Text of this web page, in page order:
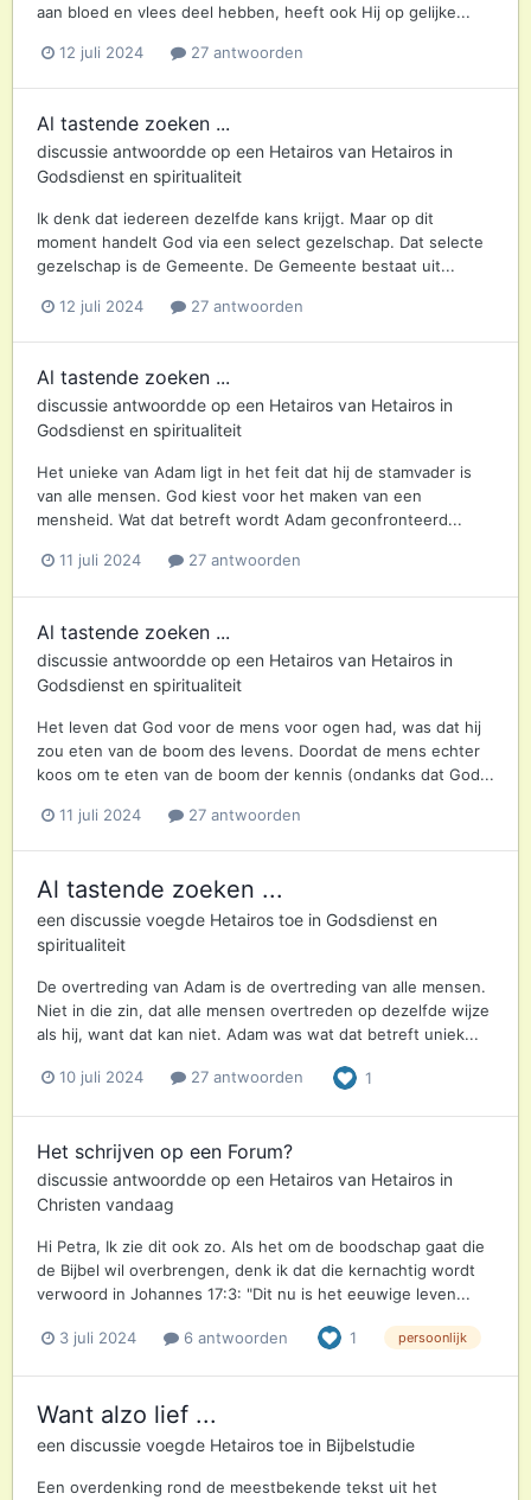
aan bloed en vlees deel hebben, heeft ook Hij op gelijke...
12 juli 2024 27 antwoorden
Al tastende zoeken ...
discussie antwoordde op een Hetairos van Hetairos in
Godsdienst en spiritualiteit
Ik denk dat iedereen dezelfde kans krijgt. Maar op dit
moment handelt God via een select gezelschap. Dat selecte
gezelschap is de Gemeente. De Gemeente bestaat uit...
12 juli 2024 27 antwoorden
Al tastende zoeken ...
discussie antwoordde op een Hetairos van Hetairos in
Godsdienst en spiritualiteit
Het unieke van Adam ligt in het feit dat hij de stamvader is
van alle mensen. God kiest voor het maken van een
mensheid. Wat dat betreft wordt Adam geconfronteerd...
11 juli 2024 27 antwoorden
Al tastende zoeken ...
discussie antwoordde op een Hetairos van Hetairos in
Godsdienst en spiritualiteit
Het leven dat God voor de mens voor ogen had, was dat hij
zou eten van de boom des levens. Doordat de mens echter
koos om te eten van de boom der kennis (ondanks dat God...
11 juli 2024 27 antwoorden
Al tastende zoeken ...
een discussie voegde Hetairos toe in Godsdienst en
spiritualiteit
De overtreding van Adam is de overtreding van alle mensen.
Niet in die zin, dat alle mensen overtreden op dezelfde wijze
als hij, want dat kan niet. Adam was wat dat betreft uniek...
10 juli 2024 27 antwoorden 1
Het schrijven op een Forum?
discussie antwoordde op een Hetairos van Hetairos in
Christen vandaag
Hi Petra, Ik zie dit ook zo. Als het om de boodschap gaat die
de Bijbel wil overbrengen, denk ik dat die kernachtig wordt
verwoord in Johannes 17:3: "Dit nu is het eeuwige leven...
3 juli 2024 6 antwoorden 1 persoonlijk
Want alzo lief ...
een discussie voegde Hetairos toe in Bijbelstudie
Een overdenking rond de meestbekende tekst uit het